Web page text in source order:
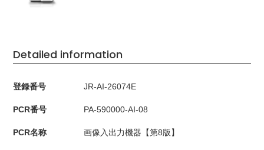
Detailed information
登録番号 JR-AI-26074E
PCR番号 PA-590000-AI-08
PCR名称 画像入出力機器【第8版】